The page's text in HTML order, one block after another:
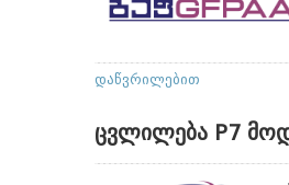
დაწვრილებით
ცვლილება P7